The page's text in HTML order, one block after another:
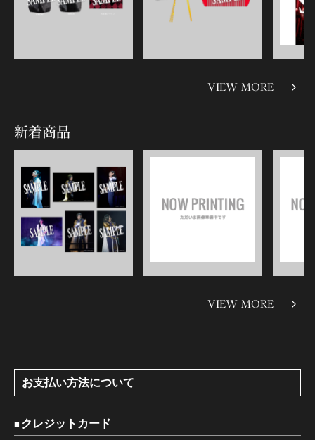
VIEW MORE
新着商品
VIEW MORE
お支払い方法について
クレジットカード